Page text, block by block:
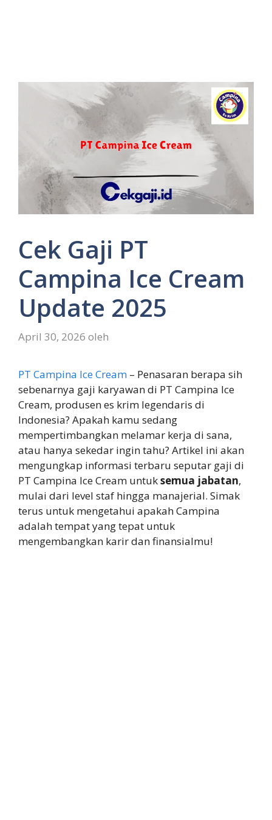
Cek Gaji PT
Campina Ice Cream
Update 2025
April 30, 2026 oleh
PT Campina Ice Cream – Penasaran berapa sih
sebenarnya gaji karyawan di PT Campina Ice
Cream, produsen es krim legendaris di
Indonesia? Apakah kamu sedang
mempertimbangkan melamar kerja di sana,
atau hanya sekedar ingin tahu? Artikel ini akan
mengungkap informasi terbaru seputar gaji di
PT Campina Ice Cream untuksemua jabatan,
mulai dari level staf hingga manajerial. Simak
terus untuk mengetahui apakah Campina
adalah tempat yang tepat untuk
mengembangkan karir dan finansialmu!